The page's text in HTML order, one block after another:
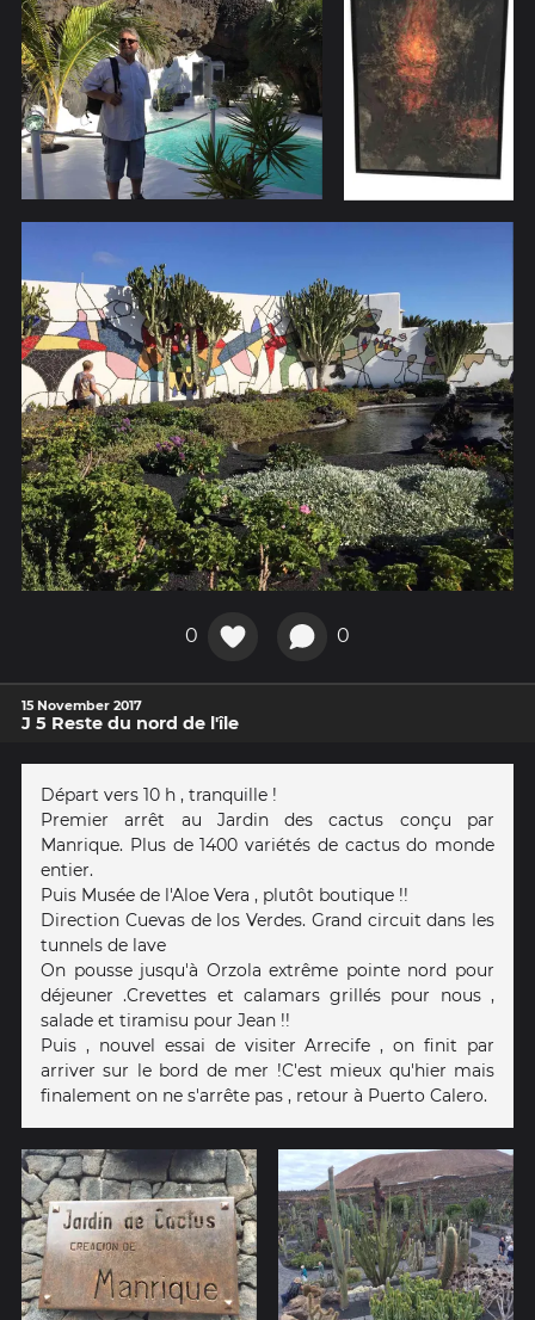
0 0
15 November 2017
J 5 Reste du nord de l'île
Départ vers 10 h , tranquille !
Premier arrêt au Jardin des cactus conçu par
Manrique. Plus de 1400 variétés de cactus do monde
entier.
Puis Musée de l'Aloe Vera , plutôt boutique !!
Direction Cuevas de los Verdes. Grand circuit dans les
tunnels de lave
On pousse jusqu'à Orzola extrême pointe nord pour
déjeuner .Crevettes et calamars grillés pour nous ,
salade et tiramisu pour Jean !!
Puis , nouvel essai de visiter Arrecife , on finit par
arriver sur le bord de mer !C'est mieux qu'hier mais
finalement on ne s'arrête pas , retour à Puerto Calero.